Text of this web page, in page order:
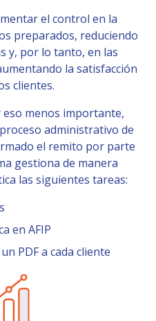
el control en la
preparados, reduciendo
y, por lo tanto, en las
la satisfacción
clientes.
menos importante,
administrativo de
el remito por parte
gestiona de manera
las siguientes tareas:
en AFIP
PDF a cada cliente